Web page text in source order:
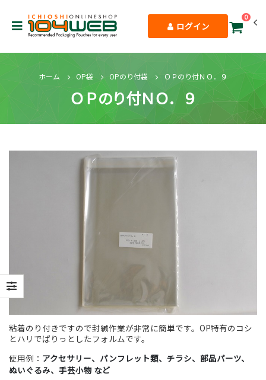
ログイン
0
ホーム OP袋 OPのり付袋 ＯＰのり付ＮＯ．９
ＯＰのり付ＮＯ．９
粘着のり付きですので封緘作業が非常に簡単です。OP特有のコシ
とハリでぱりっとしたフォルムです。
使用例： アクセサリー、パンフレット類、チラシ、部品パーツ、
ぬいぐるみ、手芸小物 など